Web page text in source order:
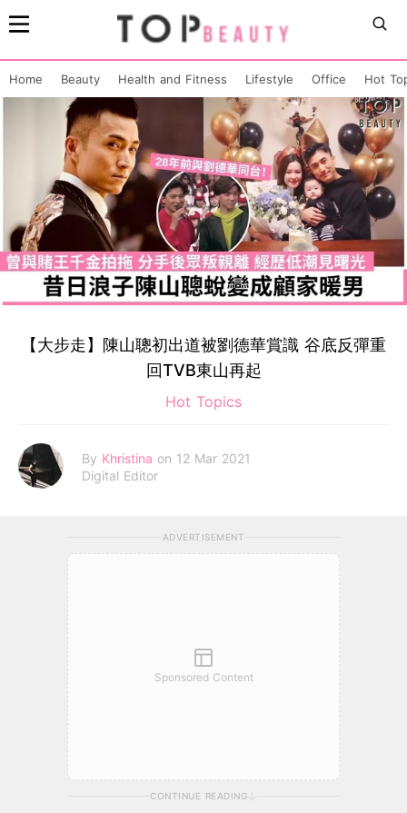
Home Beauty Health and Fitness Lifestyle Office Hot
【大步走】陳山聰初出道被劉德華賞識 谷底反彈重
回TVB東山再起
Hot Topics
By Khristina on 12 Mar 2021
Digital Editor
ADVERTISEMENT
Sponsored Content
CONTINUE READING